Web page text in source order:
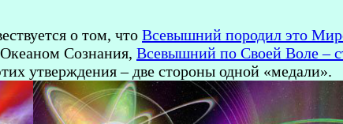
о том, что Всевышний породил это
Сознания, Всевышний по Своей Воле –
утверждения – две стороны одной «медали».